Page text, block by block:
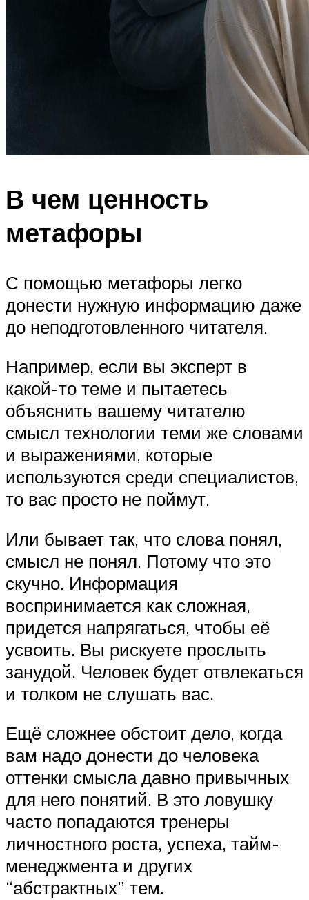
В чем ценность
метафоры
С помощью метафоры легко
донести нужную информацию даже
до неподготовленного читателя.
Например, если вы эксперт в
какой-то теме и пытаетесь
объяснить вашему читателю
смысл технологии теми же словами
и выражениями, которые
используются среди специалистов,
то вас просто не поймут.
Или бывает так, что слова понял,
смысл не понял. Потому что это
скучно. Информация
воспринимается как сложная,
придется напрягаться, чтобы её
усвоить. Вы рискуете прослыть
занудой. Человек будет отвлекаться
и толком не слушать вас.
Ещё сложнее обстоит дело, когда
вам надо донести до человека
оттенки смысла давно привычных
для него понятий. В это ловушку
часто попадаются тренеры
личностного роста, успеха, тайм-
менеджмента и других
“абстрактных” тем.